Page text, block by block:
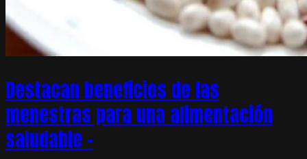
Destacan beneficios de las
menestras para una alimentación
saludable –